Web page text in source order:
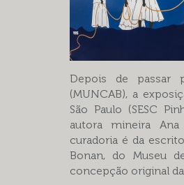
Depois de passar
(MUNCAB), a
São Paulo (SESC
autora mineira
curadoria é da
Bonan, do Museu
concepção original